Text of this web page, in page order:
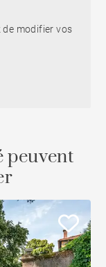
de modifier vos
peuvent